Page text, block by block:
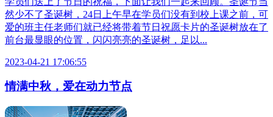
然少不了圣诞树，24日上午早在学员们没有到校上课之前，可
爱的班主任老师们就已经将带着节日祝愿卡片的圣诞树放在了
前台最显眼的位置，闪闪亮亮的圣诞树，足以...
2023-04-21 17:06:55
情满中秋，爱在动力节点